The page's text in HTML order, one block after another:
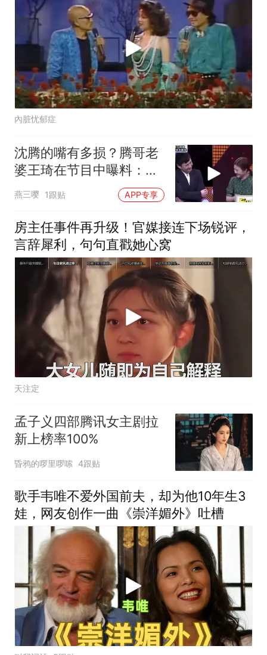
內脏忧郁症
沈腾的嘴有多损？腾哥老
婆王琦在节目中曝料：他
以损丈母娘为乐
燕三嘤 1跟贴 APP专享
房主任事件再升级！官媒接连下场锐评，
言辞犀利，句句直戳她心窝
天注定
孟子义四部腾讯女主剧拉
新上榜率100%
昏鸦的啰里啰嗦 4跟贴
歌手韦唯不爱外国前夫，却为他10年生3
娃，网友创作一曲《崇洋媚外》吐槽